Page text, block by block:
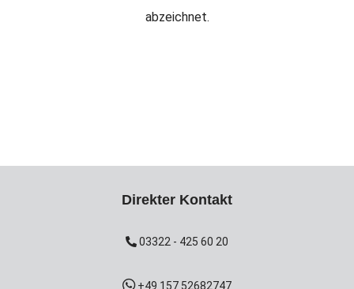
abzeichnet.
Direkter Kontakt
03322 - 425 60 20
+49 157 52682747